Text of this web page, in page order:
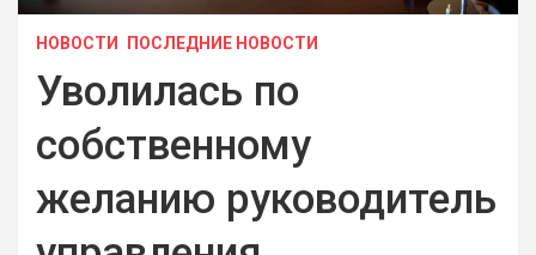
НОВОСТИ ПОСЛЕДНИЕ НОВОСТИ
Уволилась по
собственному
желанию руководитель